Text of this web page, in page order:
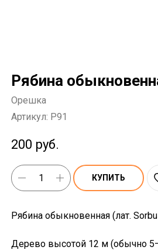
Рябина
Орешка
Артикул: P91
200 руб.
КУПИТЬ
Рябина обыкновенная (лат.
Дерево высотой 12 м (обычно